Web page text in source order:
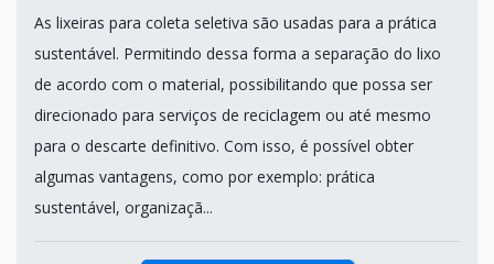
As lixeiras para coleta seletiva são usadas para a prática
sustentável. Permitindo dessa forma a separação do lixo
de acordo com o material, possibilitando que possa ser
direcionado para serviços de reciclagem ou até mesmo
para o descarte definitivo. Com isso, é possível obter
algumas vantagens, como por exemplo: prática
sustentável, organizaçã...